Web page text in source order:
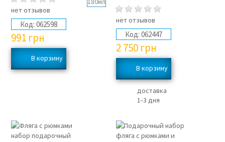
нет отзывов
Код: 062598
991 грн
нет отзывов
Код: 062447
2 750 грн
доставка
1‑3 дня